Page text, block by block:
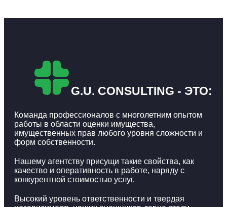
G.U. CONSULTING - ЭТО:
Команда профессионалов с многолетним опытом
работы в области оценки имущества,
имущественных прав любого уровня сложности и
форм собственности.
Нашему агентству присущи такие свойства, как
качество и оперативность в работе, наряду с
конкурентной стоимостью услуг.
Высокий уровень ответственности и твердая